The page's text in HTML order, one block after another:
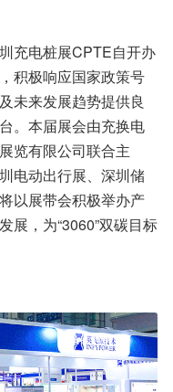
充电桩展CPTE自开办
积极响应国家政策号
未来发展趋势提供良
。本届展会由充换电
览有限公司联合主
电动出行展、深圳储
以展带会积极举办产
展，为“3060”双碳目标